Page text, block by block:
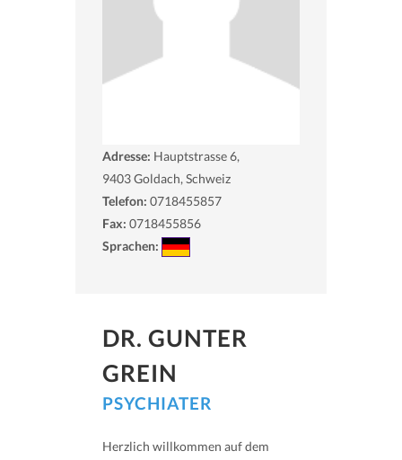
Adresse: Hauptstrasse 6,
9403Goldach, Schweiz
Telefon: 0718455857
Fax: 0718455856
Sprachen:
DR. GUNTER
GREIN
PSYCHIATER
Herzlich willkommen auf dem